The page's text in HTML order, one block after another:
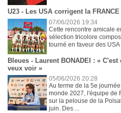
U23 - Les USA corrigent la FRANCE
07/06/2026 19:34
Cette rencontre amicale
sélection tricolore
tourné en faveur des USA
Bleues - Laurent BONADEI : «
veux voir »
05/06/2026 20:28
Au terme de la 5e
monde 2027, l'équipe de
sur la pelouse de la
juin. Des ...